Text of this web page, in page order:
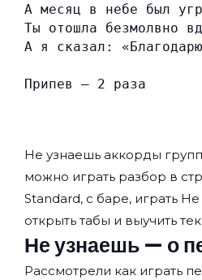
А месяц в небе был
Ты отошла безмолвно
А я сказал:
Припев — 2 раза
Не узнаешь аккорды
можно играть разбор в
Standard, с баре, играть
открыть табы и выучить
Не узнаешь — о
Рассмотрели как играть